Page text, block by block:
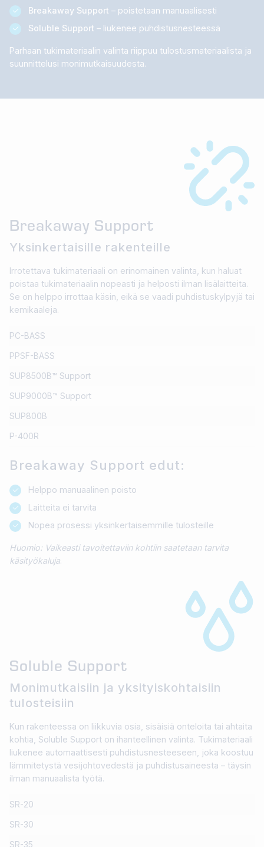
Breakaway Support – poistetaan manuaalisesti
Soluble Support – liukenee puhdistusnesteessä
Parhaan tukimateriaalin valinta riippuu tulostusmateriaalista ja
suunnittelusi monimutkaisuudesta.
Breakaway Support
Yksinkertaisille rakenteille
Irrotettava tukimateriaali on erinomainen valinta, kun haluat
poistaa tukimateriaalin nopeasti ja helposti ilman lisälaitteita.
Se on helppo irrottaa käsin, eikä se vaadi puhdistuskylpyjä tai
kemikaaleja.
PC-BASS
PPSF-BASS
SUP8500B™ Support
SUP9000B™ Support
SUP800B
P-400R
Breakaway Support edut:
Helppo manuaalinen poisto
Laitteita ei tarvita
Nopea prosessi yksinkertaisemmille tulosteille
Huomio: Vaikeasti tavoitettaviin kohtiin saatetaan tarvita
käsityökaluja.
Soluble Support
Monimutkaisiin ja yksityiskohtaisiin
tulosteisiin
Kun rakenteessa on liikkuvia osia, sisäisiä onteloita tai ahtaita
kohtia, Soluble Support on ihanteellinen valinta. Tukimateriaali
liukenee automaattisesti puhdistusnesteeseen, joka koostuu
lämmitetystä vesijohtovedestä ja puhdistusaineesta – täysin
ilman manuaalista työtä.
SR-20
SR-30
SR-35